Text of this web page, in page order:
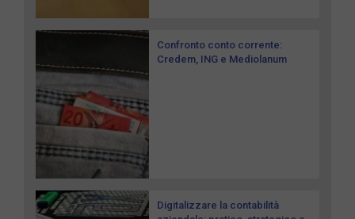
Confronto conto corrente:
Credem, ING e Mediolanum
Digitalizzare la contabilità